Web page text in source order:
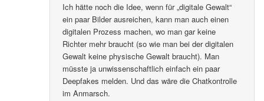
Ich hätte noch die Idee, wenn für „digitale Gewalt“
ein paar Bilder ausreichen, kann man auch einen
digitalen Prozess machen, wo man gar keine
Richter mehr braucht (so wie man bei der digitalen
Gewalt keine physische Gewalt braucht). Man
müsste ja unwissenschaftlich einfach ein paar
Deepfakes melden. Und das wäre die Chatkontrolle
im Anmarsch.